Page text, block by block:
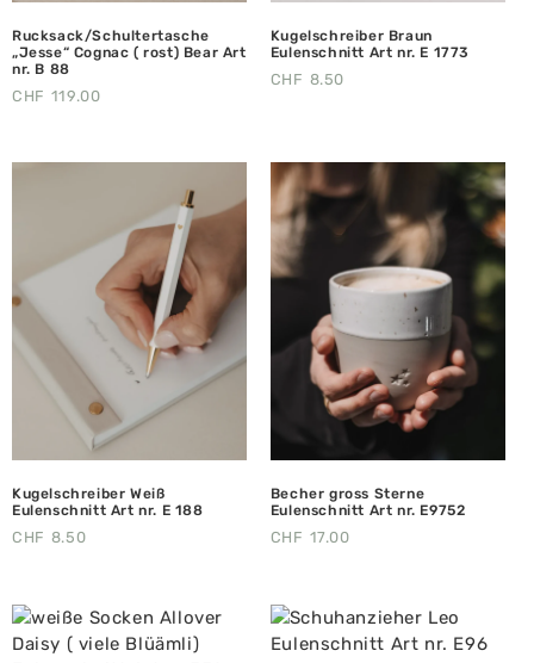
Rucksack/Schultertasche
„Jesse“ Cognac ( rost) Bear Art
nr. B 88
CHF 119.00
Kugelschreiber Braun
Eulenschnitt Art nr. E 1773
CHF 8.50
Kugelschreiber Weiß
Eulenschnitt Art nr. E 188
CHF 8.50
Becher gross Sterne
Eulenschnitt Art nr. E9752
CHF 17.00